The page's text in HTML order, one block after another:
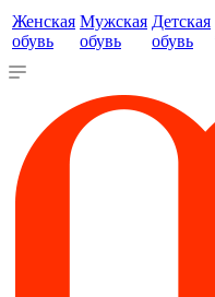
Женская
обувь
Мужская
обувь
Детская
обувь